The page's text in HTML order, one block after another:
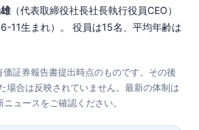
（代表取締役社長社長執行役員CEO）
11生まれ）。 役員は15名、平均年齢は
証券報告書提出時点のものです。その後
場合は反映されていません。最新の体制は
ニュースをご確認ください。